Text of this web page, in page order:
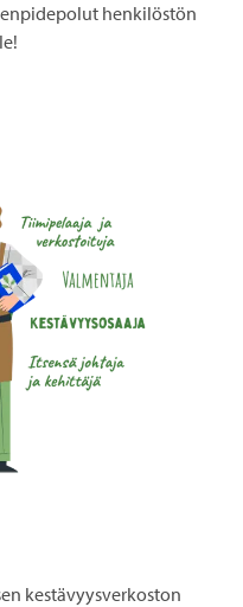
henkilöstön
kestävyysverkoston